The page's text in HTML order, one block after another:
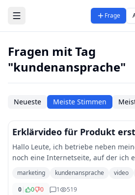
Zum Hauptinhalt springen
Frage
Fragen mit Tag
"kundenansprache"
Neueste Meiste Stimmen
Erklärvideo für Produkt
Hallo Leute, ich betriebe neben meinem normalen Job
noch eine Internetseite, auf der ich
verkaufe, die auch mit meinem Job
ganze ist recht komplex und nicht se
marketing kundenansprache video
0| 0 0 1
519